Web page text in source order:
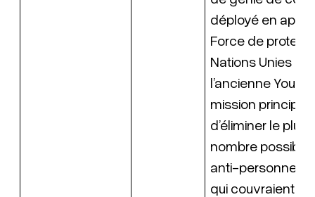
déployé en
Force de
Nations Unies
l’ancienne
mission
d’éliminer le plus
nombre possible
anti-personnel
qui couvraient le